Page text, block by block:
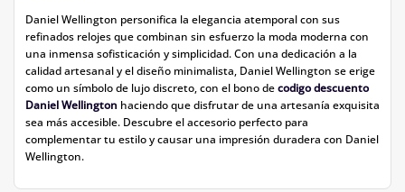
Daniel Wellington personifica la elegancia atemporal con sus
refinados relojes que combinan sin esfuerzo la moda moderna con
una inmensa sofisticación y simplicidad. Con una dedicación a la
calidad artesanal y el diseño minimalista, Daniel Wellington se erige
como un símbolo de lujo discreto, con el bono decodigo descuento
Daniel Wellington haciendo que disfrutar de una artesanía exquisita
sea más accesible. Descubre el accesorio perfecto para
complementar tu estilo y causar una impresión duradera con Daniel
Wellington.